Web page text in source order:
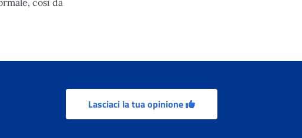
così da
Lasciaci la tua opinione